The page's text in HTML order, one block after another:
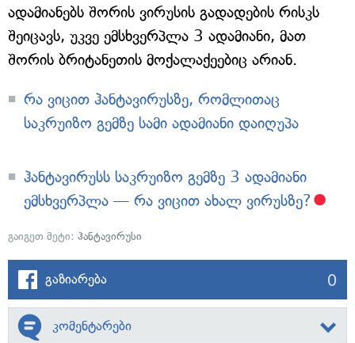
ადამიანებს შორის ვირუსის გადადების რისკს
შეიცავს, უკვე ემსხვერპლა 3 ადამიანი, მათ
შორის ბრიტანეთის მოქალაქეებიც არიან.
რა ვიცით ჰანტავირუსზე, რომლითაც
საკრუიზო გემზე სამი ადამიანი დაიღუპა
ჰანტავირუსს საკრუიზო გემზე 3 ადამიანი
ემსხვერპლა — რა ვიცით ახალ ვირუსზე?
გაიგეთ მეტი: ჰანტავირუსი
გაზიარება 0
კომენტარები